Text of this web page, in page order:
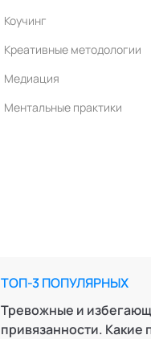
Коучинг
Креативные методологии
Медиация
Ментальные практики
Сексология
Современный гипноз
ТОП-3 ПОПУЛЯРНЫХ
Тревожные и
привязанности. Какие